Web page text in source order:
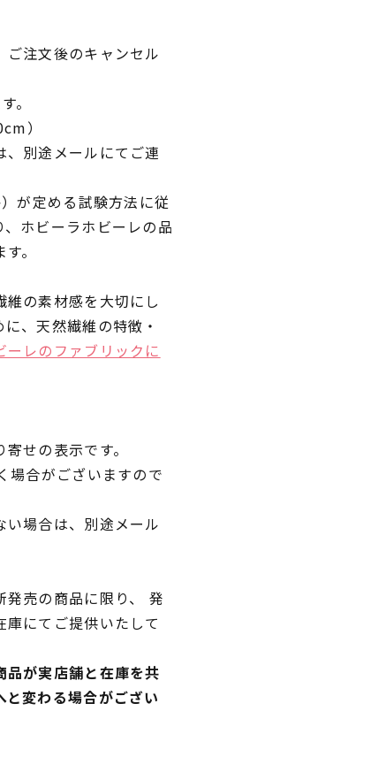
ご注文後のキャンセル
。
）
、別途メールにてご連
が定める試験方法に従
ホビーラホビーレの品
。
維の素材感を大切にし
、天然繊維の特徴・
ーレのファブリックに
せの表示です。
場合がございますので
場合は、別途メール
売の商品に限り、 発
にてご提供いたして
が実店舗と在庫を共
変わる場合がござい